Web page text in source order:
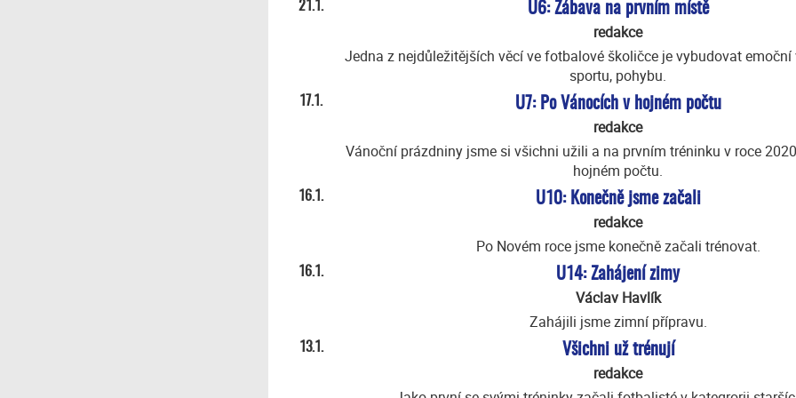
21.1. U6: Zábava na prvním místě
redakce
Jedna z nejdůležitějších věcí ve fotbalové školičce je vybudovat
sportu, pohybu.
17.1. U7: Po Vánocích v hojném počtu
redakce
Vánoční prázdniny jsme si všichni užili a na prvním tréninku v roce
hojném počtu.
16.1. U10: Konečně jsme začali
redakce
Po Novém roce jsme konečně začali trénovat.
16.1. U14: Zahájení zimy
Václav Havlík
Zahájili jsme zimní přípravu.
13.1. Všichni už trénují
redakce